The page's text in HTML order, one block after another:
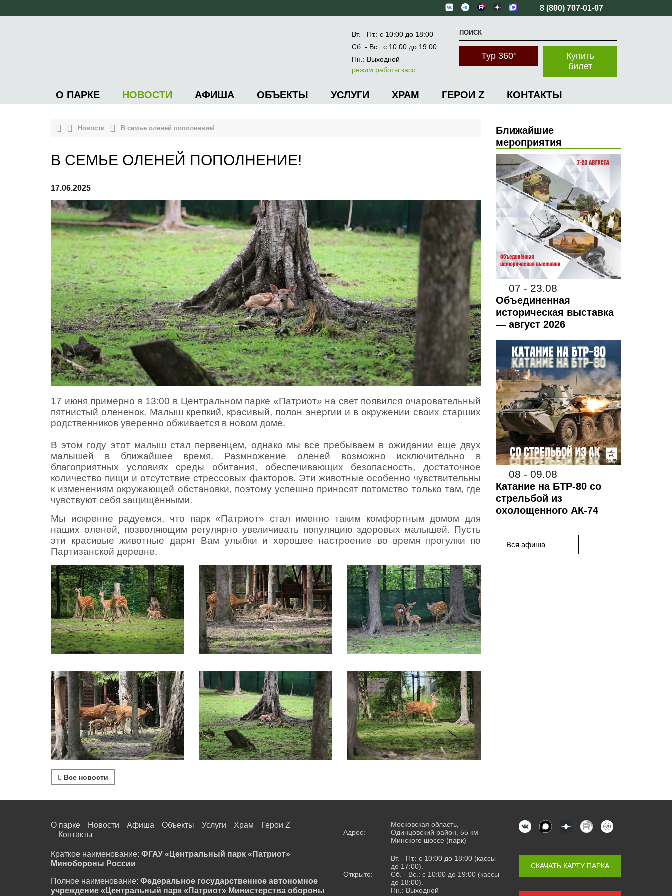
8 (800) 707-01-07
Вт. - Пт.: с 10:00 до 18:00
Сб. - Вс.: с 10:00 до 19:00
Пн.: Выходной
режим работы касс
Купить
билет
Тур 360°
О ПАРКЕ НОВОСТИ АФИША ОБЪЕКТЫ УСЛУГИ ХРАМ ГЕРОИ Z КОНТАКТЫ
Новости В семье оленей пополнение!
В СЕМЬЕ ОЛЕНЕЙ ПОПОЛНЕНИЕ!
17.06.2025
17 июня примерно в 13:00 в Центральном парке «Патриот» на свет появился очаровательный
пятнистый олененок. Малыш крепкий, красивый, полон энергии и в окружении своих старших
родственников уверенно обживается в новом доме.
В этом году этот малыш стал первенцем, однако мы все пребываем в ожидании еще двух
малышей в ближайшее время. Размножение оленей возможно исключительно в
благоприятных условиях среды обитания, обеспечивающих безопасность, достаточное
количество пищи и отсутствие стрессовых факторов. Эти животные особенно чувствительны
к изменениям окружающей обстановки, поэтому успешно приносят потомство только там, где
чувствуют себя защищёнными.
Мы искренне радуемся, что парк «Патриот» стал именно таким комфортным домом для
наших оленей, позволяющим регулярно увеличивать популяцию здоровых малышей. Пусть
эти красивые животные дарят Вам улыбки и хорошее настроение во время прогулки по
Партизанской деревне.
Все новости
Ближайшие
мероприятия
07 - 23.08
Объединенная
историческая выставка
— август 2026
08 - 09.08
Катание на БТР-80 со
стрельбой из
охолощенного АК-74
Вся афиша
О парке Новости Афиша Объекты Услуги Храм
Герои Z
Контакты
Краткое наименование: ФГАУ «Центральный парк «Патриот»
Минобороны России
Полное наименование: Федеральное государственное автономное
учреждение «Центральный парк «Патриот» Министерства обороны
Адрес:
Московская область,
Одинцовский район, 55 км
Минского шоссе (парк)
Открыто:
Вт. - Пт.: с 10:00 до 18:00 (кассы
до 17:00).
Сб. - Вс.: с 10:00 до 19:00 (кассы
до 18:00).
Пн.: Выходной
СКАЧАТЬ КАРТУ ПАРКА